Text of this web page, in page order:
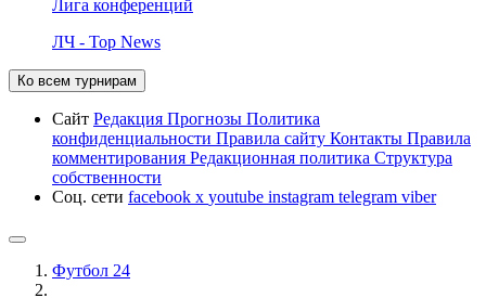
Лига конференций
ЛЧ - Top News
Ко всем турнирам
Сайт Редакция Прогнозы Политика
конфиденциальности Правила сайту Контакты Правила
комментирования Редакционная политика Структура
собственности
Соц. сети facebook x youtube instagram telegram viber
Футбол 24